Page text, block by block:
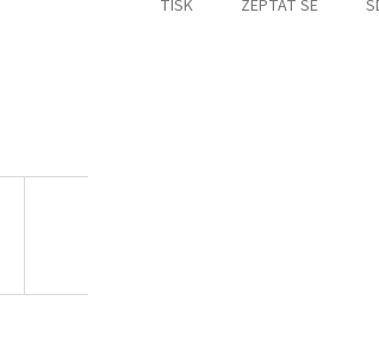
TISK ZEPTAT SE